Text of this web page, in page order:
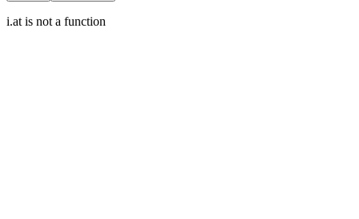
i.at is not a function